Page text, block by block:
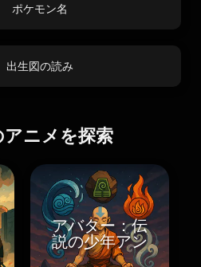
ポケモン名
出生図の読み
ニメを探索
アバター：伝
説の少年アン